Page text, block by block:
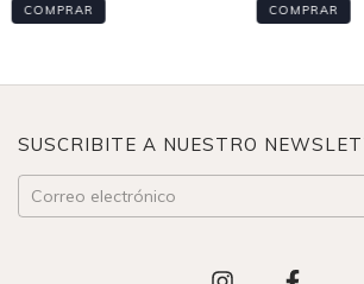
COMPRAR COMPRAR
SUSCRIBITE A NUESTRO